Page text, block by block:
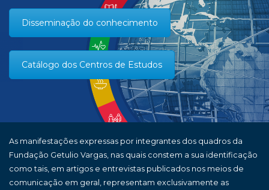
Disseminação do conhecimento
Catálogo dos Centros de Estudos
As manifestações expressas por integrantes dos quadros da
Fundação Getulio Vargas, nas quais constem a sua identificação
como tais, em artigos e entrevistas publicados nos meios de
comunicação em geral, representam exclusivamente as